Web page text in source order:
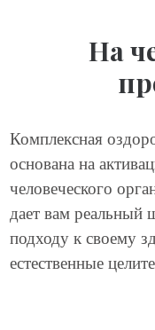
На
Комплексная
основана на
человеческого
дает вам реальный
подходу к своему
естественные